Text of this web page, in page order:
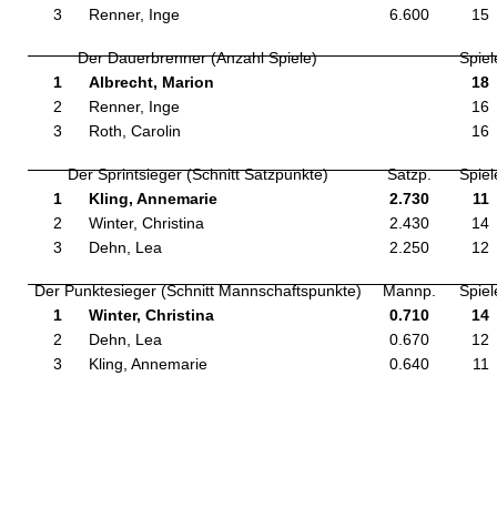
3
Renner, Inge 6.600 15
Der Dauerbrenner (Anzahl Spiele)
1
Albrecht, Marion
18
2
Renner, Inge
16
3
Roth, Carolin 16
Der Sprintsieger (Schnitt Satzpunkte) Satzp.
1
Kling, Annemarie 2.730
11
2
Winter, Christina 2.430
14
3
Dehn, Lea 2.250 12
Der Punktesieger (Schnitt Mannschaftspunkte) Mannp.
1
Winter, Christina 0.710
14
2
Dehn, Lea 0.670
12
3
Kling, Annemarie 0.640 11